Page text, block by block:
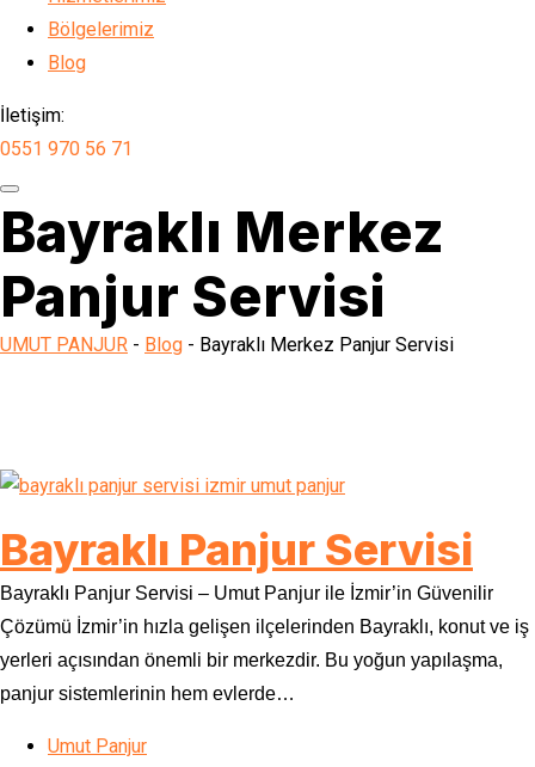
Bölgelerimiz
Blog
İletişim:
0551 970 56 71
Bayraklı Merkez
Panjur Servisi
UMUT PANJUR - Blog - Bayraklı Merkez Panjur Servisi
Bayraklı Panjur Servisi
Bayraklı Panjur Servisi – Umut Panjur ile İzmir’in Güvenilir
Çözümü İzmir’in hızla gelişen ilçelerinden Bayraklı, konut ve iş
yerleri açısından önemli bir merkezdir. Bu yoğun yapılaşma,
panjur sistemlerinin hem evlerde…
Umut Panjur